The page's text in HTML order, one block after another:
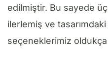
edilmiştir. Bu sayede
ilerlemiş ve
seçeneklerimiz oldukça